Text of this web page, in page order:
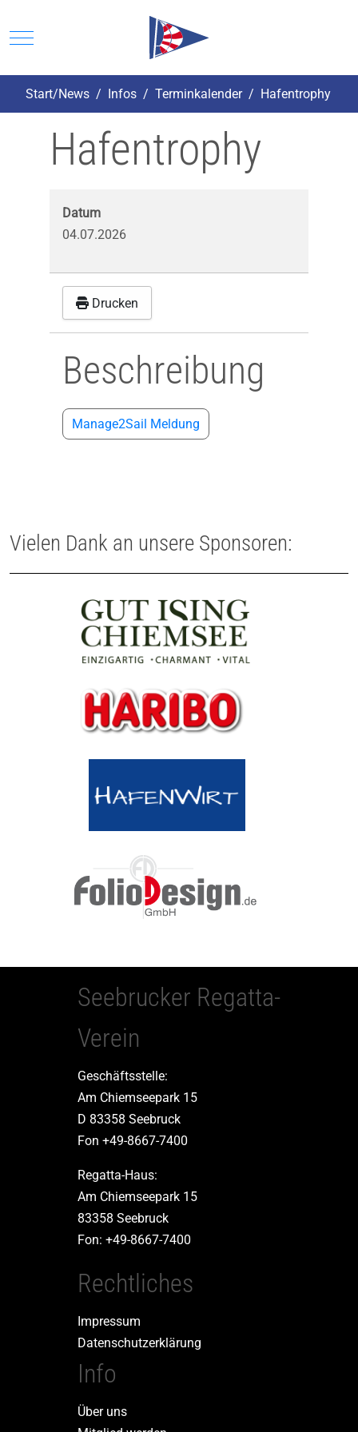
Mobile Menu Toggle
Start/News Infos Terminkalender Hafentrophy
Hafentrophy
Datum
04.07.2026
Drucken
Beschreibung
Manage2Sail Meldung
Vielen Dank an unsere Sponsoren:
Seebrucker Regatta-
Verein
Geschäftsstelle:
Am Chiemseepark 15
D 83358 Seebruck
Fon +49-8667-7400
Regatta-Haus:
Am Chiemseepark 15
83358 Seebruck
Fon: +49-8667-7400
Rechtliches
Impressum
Datenschutzerklärung
Info
Über uns